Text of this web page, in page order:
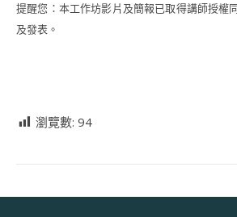
提醒您：本工作坊影片及簡報已取得講師授權
及發表。
瀏覽數: 94